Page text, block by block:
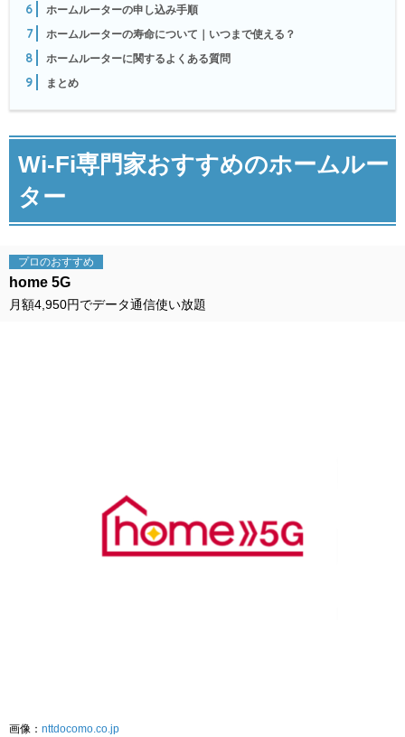
6 ホームルーターの申し込み手順
7 ホームルーターの寿命について｜いつまで使える？
8 ホームルーターに関するよくある質問
9 まとめ
Wi-Fi専門家おすすめのホームルー
ター
画像： nttdocomo.co.jp
プロのおすすめ
home 5G
月額4,950円でデータ通信使い放題